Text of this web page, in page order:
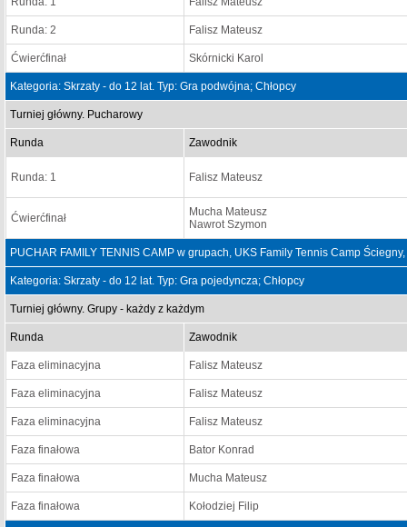
Runda: 2 Falisz Mateusz
Ćwierćfinał Skórnicki Karol
Kategoria: Skrzaty - do 12 lat. Typ: Gra podwójna; Chłopcy
Turniej główny. Pucharowy
Runda Zawodnik
Runda: 1 Falisz Mateusz
Ćwierćfinał
Mucha Mateusz
Nawrot Szymon
PUCHAR FAMILY TENNIS CAMP w grupach, UKS Family Tennis Camp
Kategoria: Skrzaty - do 12 lat. Typ: Gra pojedyncza; Chłopcy
Turniej główny. Grupy - każdy z każdym
Runda Zawodnik
Faza eliminacyjna Falisz Mateusz
Faza eliminacyjna Falisz Mateusz
Faza eliminacyjna Falisz Mateusz
Faza finałowa Bator Konrad
Faza finałowa Mucha Mateusz
Faza finałowa Kołodziej Filip